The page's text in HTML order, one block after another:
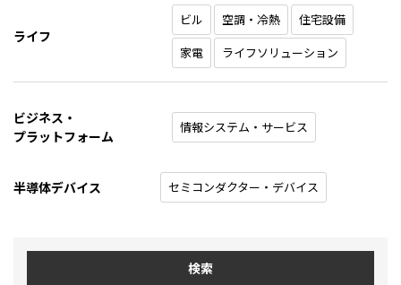
ライフ
ビル 空調・冷熱
住宅設備
家電
ライフソリューション
ビジネス・
プラットフォーム
情報システム・サービス
半導体デバイス セミコンダクター・デバイス
検索